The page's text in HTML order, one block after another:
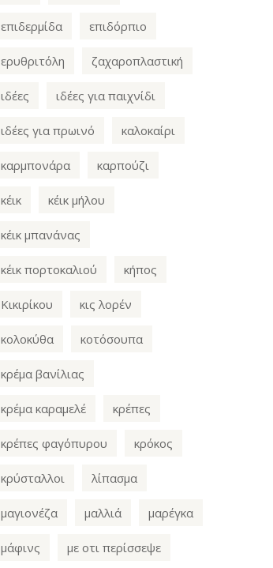
επιδερμίδα επιδόρπιο
ερυθριτόλη ζαχαροπλαστική
ιδέες ιδέες για παιχνίδι
ιδέες για πρωινό καλοκαίρι
καρμπονάρα καρπούζι
κέικ κέικ μήλου
κέικ μπανάνας
κέικ πορτοκαλιού κήπος
Κικιρίκου κις λορέν
κολοκύθα κοτόσουπα
κρέμα βανίλιας
κρέμα καραμελέ κρέπες
κρέπες φαγόπυρου κρόκος
κρύσταλλοι λίπασμα
μαγιονέζα μαλλιά μαρέγκα
μάφινς με οτι περίσσεψε